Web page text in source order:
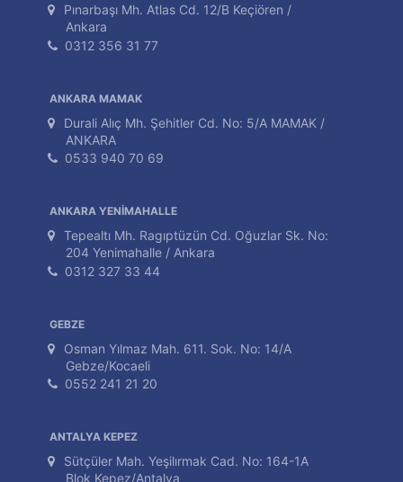
Pınarbaşı Mh. Atlas Cd. 12/B Keçiören /
Ankara
0312 356 31 77
ANKARA MAMAK
Durali Alıç Mh. Şehitler Cd. No: 5/A MAMAK /
ANKARA
0533 940 70 69
ANKARA YENİMAHALLE
Tepealtı Mh. Ragıptüzün Cd. Oğuzlar Sk. No:
204 Yenimahalle / Ankara
0312 327 33 44
GEBZE
Osman Yılmaz Mah. 611. Sok. No: 14/A
Gebze/Kocaeli
0552 241 21 20
ANTALYA KEPEZ
Sütçüler Mah. Yeşilırmak Cad. No: 164-1A
Blok Kepez/Antalya